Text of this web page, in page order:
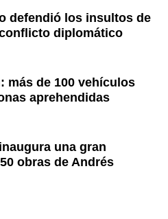
defendió los insultos de
diplomático
más de 100 vehículos
aprehendidas
una gran
obras de Andrés